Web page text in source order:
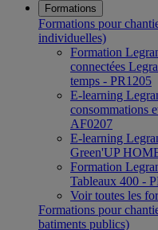
Formations
Formations pour
individuelles)
Formation
connectées
temps - PR1205
E-learning
consommations
AF0207
E-learning
Green'UP
Formation
Tableaux 400 -
Voir toutes les
Formations pour
batiments publics)